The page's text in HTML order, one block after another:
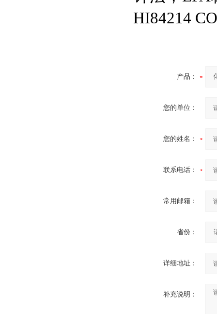
HI84214
产品：
您的单位：
您的姓名：
联系电话：
常用邮箱：
省份：
详细地址：
补充说明：